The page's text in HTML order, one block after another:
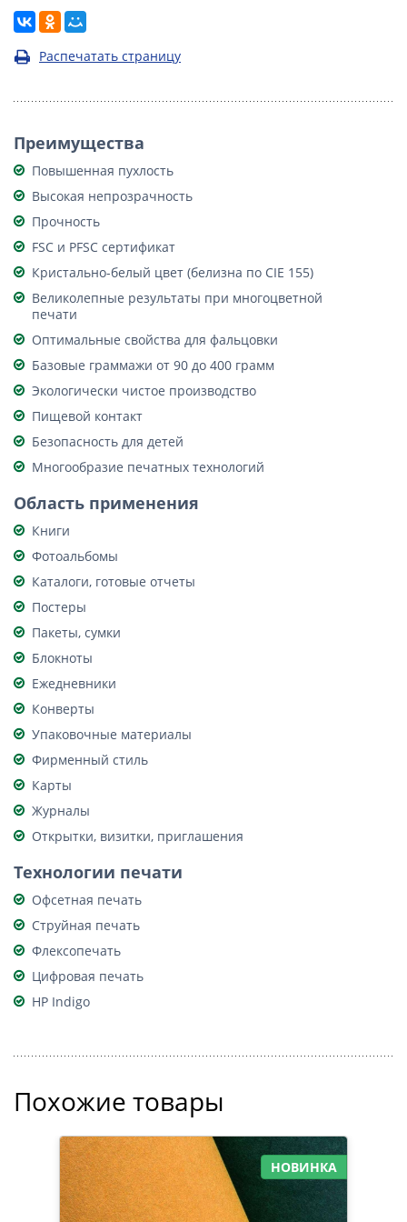
Распечатать страницу
Преимущества
Повышенная пухлость
Высокая непрозрачность
Прочность
FSC и PFSC сертификат
Кристально-белый цвет (белизна по CIE 155)
Великолепные результаты при многоцветной
печати
Оптимальные свойства для фальцовки
Базовые граммажи от 90 до 400 грамм
Экологически чистое производство
Пищевой контакт
Безопасность для детей
Многообразие печатных технологий
Область применения
Книги
Фотоальбомы
Каталоги, готовые отчеты
Постеры
Пакеты, сумки
Блокноты
Ежедневники
Конверты
Упаковочные материалы
Фирменный стиль
Карты
Журналы
Открытки, визитки, приглашения
Технологии печати
Офсетная печать
Струйная печать
Флексопечать
Цифровая печать
HP Indigo
Похожие товары
НОВИНКА